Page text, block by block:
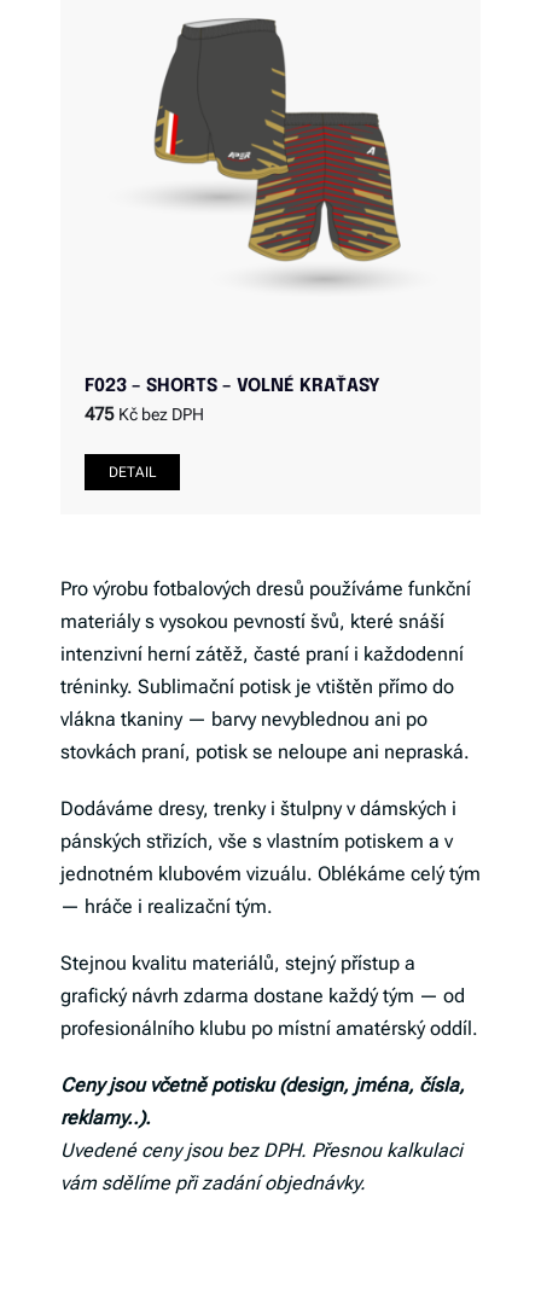
F023 – SHORTS – VOLNÉ KRAŤASY
475 Kč bez DPH
Pro výrobu fotbalových dresů používáme funkční
materiály s vysokou pevností švů, které snáší
intenzivní herní zátěž, časté praní i každodenní
tréninky. Sublimační potisk je vtištěn přímo do
vlákna tkaniny — barvy nevyblednou ani po
stovkách praní, potisk se neloupe ani nepraská.
Dodáváme dresy, trenky i štulpny v dámských i
pánských střizích, vše s vlastním potiskem a v
jednotném klubovém vizuálu. Oblékáme celý tým
— hráče i realizační tým.
Stejnou kvalitu materiálů, stejný přístup a
grafický návrh zdarma dostane každý tým — od
profesionálního klubu po místní amatérský oddíl.
Ceny jsou včetně potisku (design, jména, čísla,
reklamy..).
Uvedené ceny jsou bez DPH. Přesnou kalkulaci
vám sdělíme při zadání objednávky.